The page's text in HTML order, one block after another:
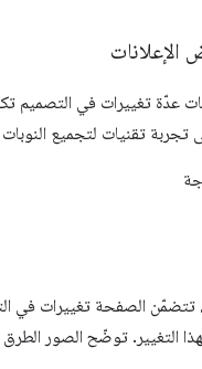
عدّة تغييرات في التصميم
تجربة تقنيات لتجميع
تتضمّن الصفحة تغييرات في
التغيير. توضّح الصور